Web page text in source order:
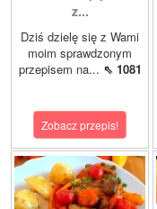
z...
Dziś dzielę się z Wami
moim sprawdzonym
przepisem na... ⇖ 1081
Zobacz przepis!